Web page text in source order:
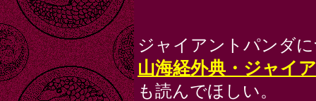
ジャイアントパンダ
山海経外典・ジャイ
も読んでほしい。